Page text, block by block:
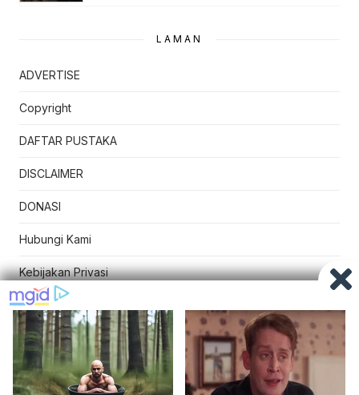
LAMAN
ADVERTISE
Copyright
DAFTAR PUSTAKA
DISCLAIMER
DONASI
Hubungi Kami
Kebijakan Privasi